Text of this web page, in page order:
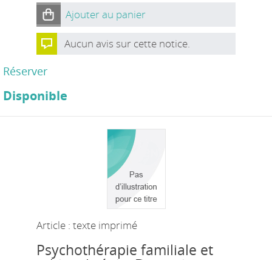
Ajouter au panier
Aucun avis sur cette notice.
Réserver
Disponible
Article : texte imprimé
Psychothérapie familiale et